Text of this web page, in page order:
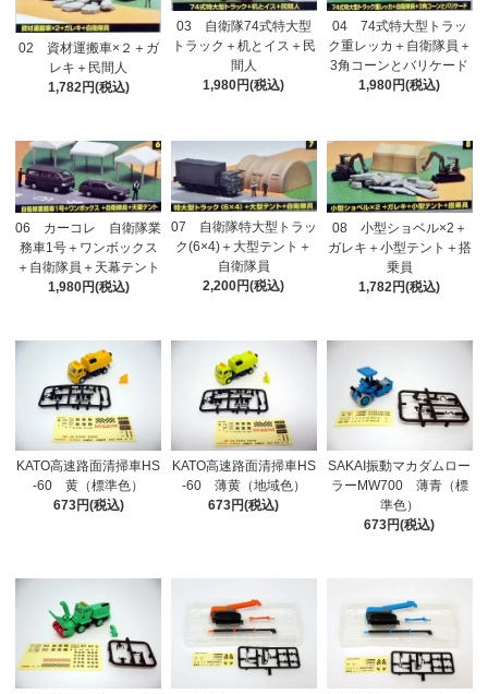
02 資材運搬車×２＋ガ
レキ＋民間人
1,782円(税込)
03 自衛隊74式特大型
トラック＋机とイス＋民
間人
1,980円(税込)
04 74式特大型トラッ
ク重レッカ＋自衛隊員＋
3角コーンとバリケード
1,980円(税込)
06 カーコレ 自衛隊業
務車1号＋ワンボックス
＋自衛隊員＋天幕テント
1,980円(税込)
07 自衛隊特大型トラッ
ク(6×4)＋大型テント＋
自衛隊員
2,200円(税込)
08 小型ショベル×2＋
ガレキ＋小型テント＋搭
乗員
1,782円(税込)
KATO高速路面清掃車HS
-60 黄（標準色）
673円(税込)
KATO高速路面清掃車HS
-60 薄黄（地域色）
673円(税込)
SAKAI振動マカダムロー
ラーMW700 薄青（標
準色）
673円(税込)